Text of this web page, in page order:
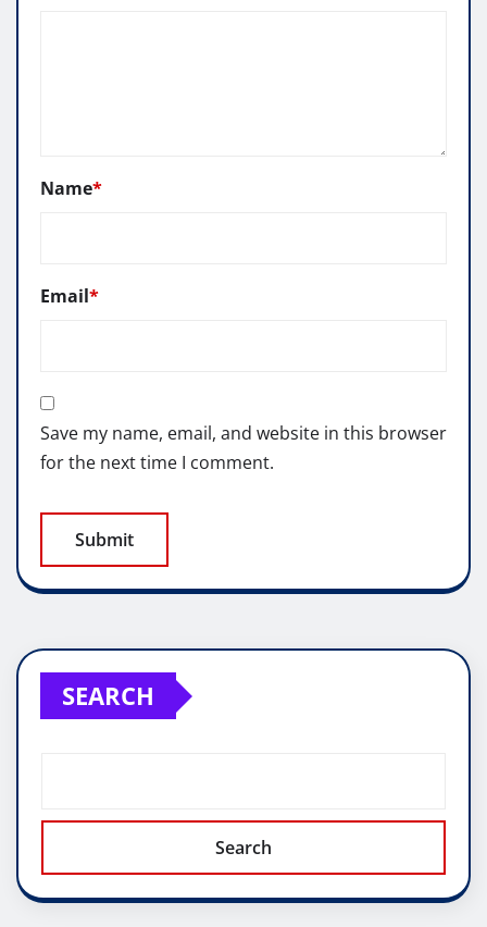
Name*
Email*
Save my name, email, and website in this browser
for the next time I comment.
SEARCH
Search